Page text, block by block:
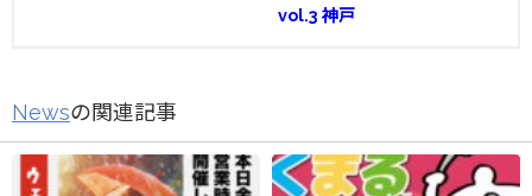
vol.3 神戸
Newsの関連記事